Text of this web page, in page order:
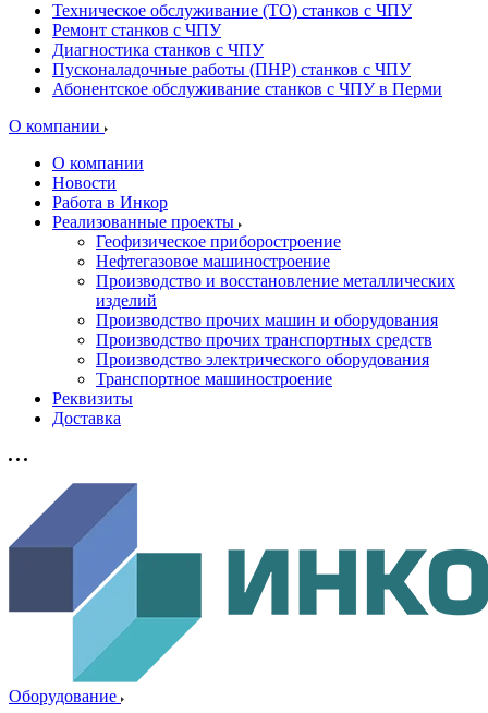
Техническое обслуживание (ТО) станков с ЧПУ
Ремонт станков с ЧПУ
Диагностика станков с ЧПУ
Пусконаладочные работы (ПНР) станков с ЧПУ
Абонентское обслуживание станков с ЧПУ в Перми
О компании
О компании
Новости
Работа в Инкор
Реализованные проекты
Геофизическое приборостроение
Нефтегазовое машиностроение
Производство и восстановление металлических
изделий
Производство прочих машин и оборудования
Производство прочих транспортных средств
Производство электрического оборудования
Транспортное машиностроение
Реквизиты
Доставка
Оборудование